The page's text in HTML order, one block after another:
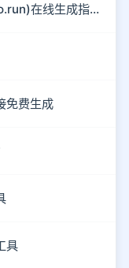
3分钟搞定防红链接！快缩短网址(suo.run)在线生成指南
免费生成
具